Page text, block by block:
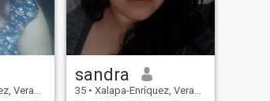
Mexique
sandra
35 • Xalapa-Enríquez, Veracruz, Mexique